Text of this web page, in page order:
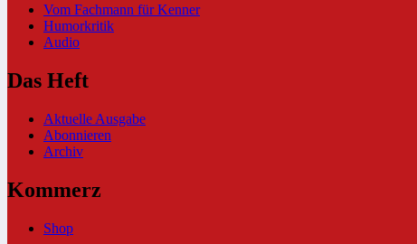
Vom Fachmann für Kenner
Humorkritik
Audio
Das Heft
Aktuelle Ausgabe
Abonnieren
Archiv
Kommerz
Shop